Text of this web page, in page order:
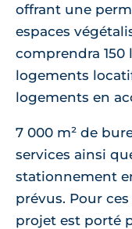
offrant une
espaces
comprendra 150
logements
logements en
7 000 m² de
services ainsi
stationnement
prévus. Pour
projet est porté